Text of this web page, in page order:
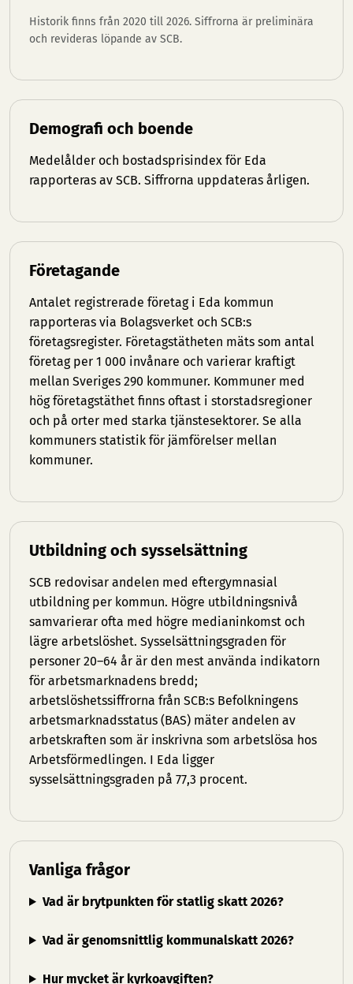
Historik finns från 2020 till 2026. Siffrorna är preliminära
och revideras löpande av SCB.
Demografi och boende
Medelålder och bostadsprisindex för Eda
rapporteras av SCB. Siffrorna uppdateras årligen.
Företagande
Antalet registrerade företag i Eda kommun
rapporteras via Bolagsverket och SCB:s
företagsregister. Företagstätheten mäts som antal
företag per 1 000 invånare och varierar kraftigt
mellan Sveriges 290 kommuner. Kommuner med
hög företagstäthet finns oftast i storstadsregioner
och på orter med starka tjänstesektorer. Se alla
kommuners statistik för jämförelser mellan
kommuner.
Utbildning och sysselsättning
SCB redovisar andelen med eftergymnasial
utbildning per kommun. Högre utbildningsnivå
samvarierar ofta med högre medianinkomst och
lägre arbetslöshet. Sysselsättningsgraden för
personer 20–64 år är den mest använda indikatorn
för arbetsmarknadens bredd;
arbetslöshetssiffrorna från SCB:s Befolkningens
arbetsmarknadsstatus (BAS) mäter andelen av
arbetskraften som är inskrivna som arbetslösa hos
Arbetsförmedlingen. I Eda ligger
sysselsättningsgraden på 77,3 procent.
Vanliga frågor
Vad är brytpunkten för statlig skatt 2026?
Vad är genomsnittlig kommunalskatt 2026?
Hur mycket är kyrkoavgiften?